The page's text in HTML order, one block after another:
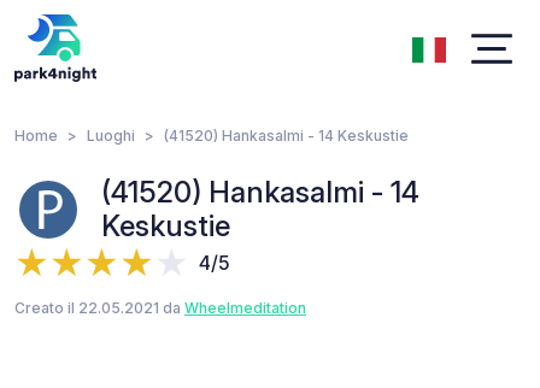
Home Luoghi (41520) Hankasalmi - 14 Keskustie
(41520) Hankasalmi - 14
Keskustie
4/5
Creato il 22.05.2021 da Wheelmeditation